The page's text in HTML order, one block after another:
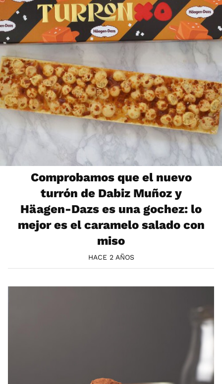
Comprobamos que el nuevo
turrón de Dabiz Muñoz y
Häagen-Dazs es una gochez: lo
mejor es el caramelo salado con
miso
HACE 2 AÑOS